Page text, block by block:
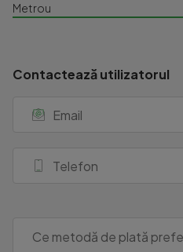
Metrou
Contactează utilizatorul